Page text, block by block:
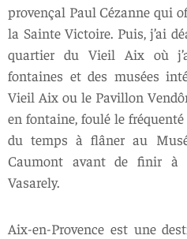
provençal Paul Cézanne qui
la Sainte Victoire. Puis, j’ai
quartier du Vieil Aix où
fontaines et des musées
Vieil Aix ou le Pavillon
en fontaine, foulé le
du temps à flâner au
Caumont avant de finir à
Vasarely.
Aix-en-Provence est une